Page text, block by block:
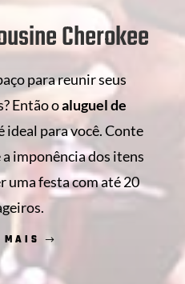
Cherokee
para reunir seus
Então oaluguel de
ideal para você. Conte
imponência dos itens
uma festa com até 20